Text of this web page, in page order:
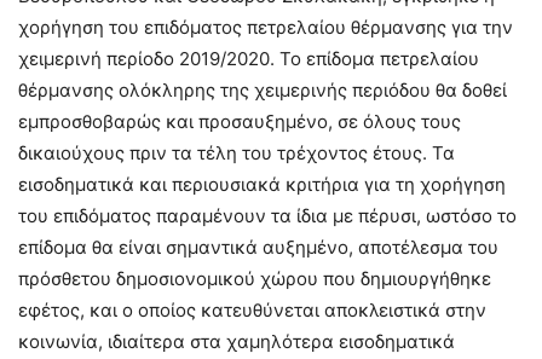
χορήγηση του επιδόματος πετρελαίου θέρμανσης για την
χειμερινή περίοδο 2019/2020. Το επίδομα πετρελαίου
θέρμανσης ολόκληρης της χειμερινής περιόδου θα δοθεί
εμπροσθοβαρώς και προσαυξημένο, σε όλους τους
δικαιούχους πριν τα τέλη του τρέχοντος έτους. Τα
εισοδηματικά και περιουσιακά κριτήρια για τη χορήγηση
του επιδόματος παραμένουν τα ίδια με πέρυσι, ωστόσο το
επίδομα θα είναι σημαντικά αυξημένο, αποτέλεσμα του
πρόσθετου δημοσιονομικού χώρου που δημιουργήθηκε
εφέτος, και ο οποίος κατευθύνεται αποκλειστικά στην
κοινωνία, ιδιαίτερα στα χαμηλότερα εισοδηματικά